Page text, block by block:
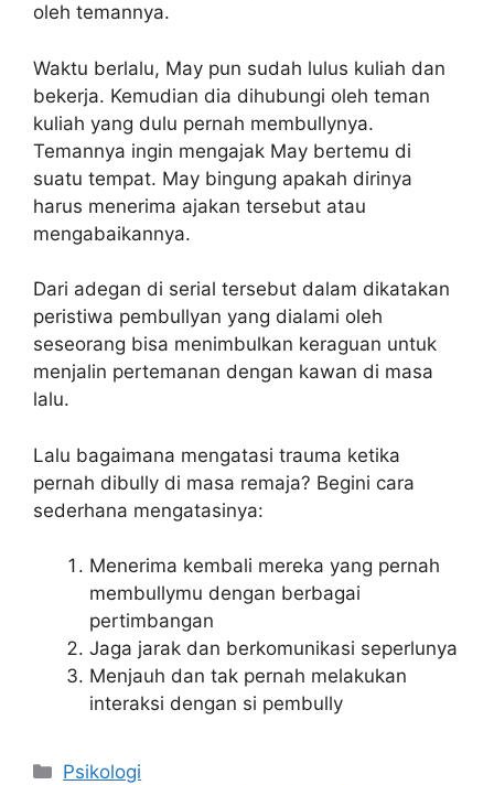
oleh temannya.
Waktu berlalu, May pun sudah lulus kuliah dan
bekerja. Kemudian dia dihubungi oleh teman
kuliah yang dulu pernah membullynya.
Temannya ingin mengajak May bertemu di
suatu tempat. May bingung apakah dirinya
harus menerima ajakan tersebut atau
mengabaikannya.
Dari adegan di serial tersebut dalam dikatakan
peristiwa pembullyan yang dialami oleh
seseorang bisa menimbulkan keraguan untuk
menjalin pertemanan dengan kawan di masa
lalu.
Lalu bagaimana mengatasi trauma ketika
pernah dibully di masa remaja? Begini cara
sederhana mengatasinya:
Menerima kembali mereka yang pernah
membullymu dengan berbagai
pertimbangan
Jaga jarak dan berkomunikasi seperlunya
Menjauh dan tak pernah melakukan
interaksi dengan si pembully
Categories
Psikologi